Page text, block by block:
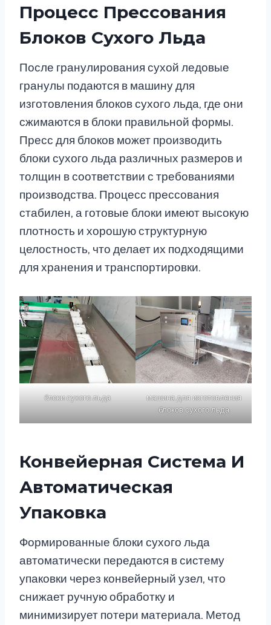
Процесс Прессования
Блоков Сухого Льда
После гранулирования сухой ледовые
гранулы подаются в машину для
изготовления блоков сухого льда, где они
сжимаются в блоки правильной формы.
Пресс для блоков может производить
блоки сухого льда различных размеров и
толщин в соответствии с требованиями
производства. Процесс прессования
стабилен, а готовые блоки имеют высокую
плотность и хорошую структурную
целостность, что делает их подходящими
для хранения и транспортировки.
блоки сухого льда
машина для изготовления
блоков сухого льда
Конвейерная Система И
Автоматическая
Упаковка
Формированные блоки сухого льда
автоматически передаются в систему
упаковки через конвейерный узел, что
снижает ручную обработку и
минимизирует потери материала. Метод